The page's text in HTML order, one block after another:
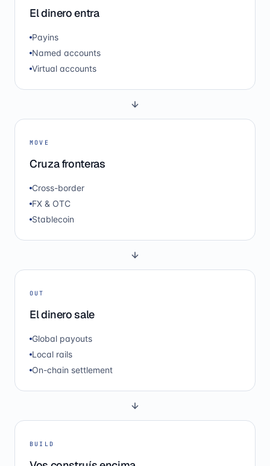
El dinero entra
Payins
Named accounts
Virtual accounts
MOVE
Cruza fronteras
Cross-border
FX & OTC
Stablecoin
OUT
El dinero sale
Global payouts
Local rails
On-chain settlement
BUILD